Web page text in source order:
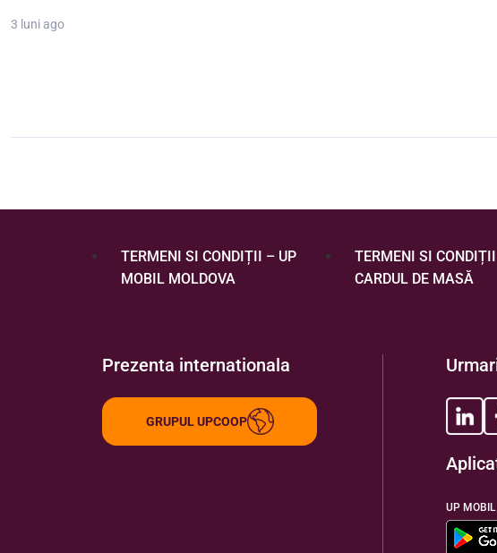
3 luni ago
TERMENI SI CONDIȚII – UP
MOBIL MOLDOVA
TERMENI SI
CARDUL DE MASĂ
Prezenta internationala
GRUPUL UPCOOP
UP